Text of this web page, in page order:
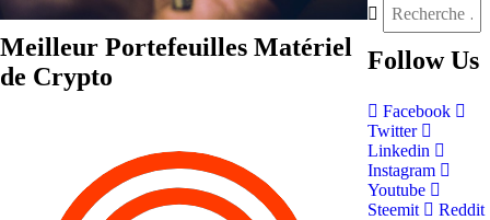
Meilleur Portefeuilles Matériel
de Crypto
Follow Us
Facebook
Twitter
Linkedin
Instagram
Youtube
Steemit
Reddit